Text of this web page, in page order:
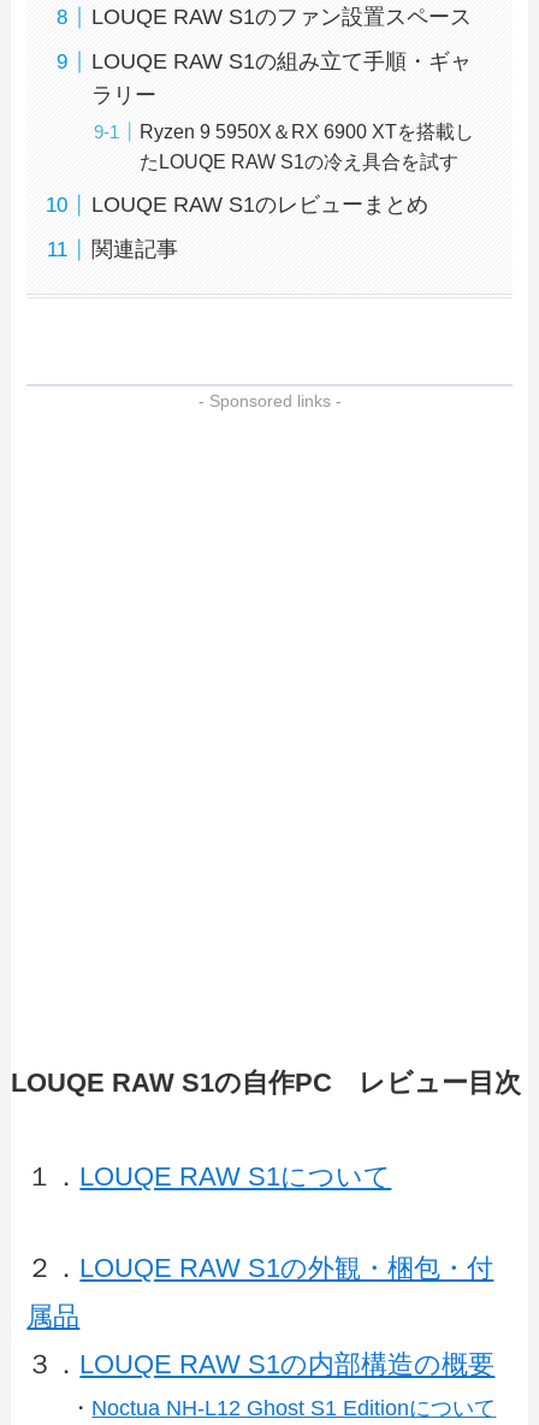
LOUQE RAW S1のファン設置スペース
LOUQE RAW S1の組み立て手順・ギャ
ラリー
Ryzen 9 5950X＆RX 6900 XTを搭載し
たLOUQE RAW S1の冷え具合を試す
LOUQE RAW S1のレビューまとめ
関連記事
- Sponsored links -
LOUQE RAW S1の自作PC レビュー目次
１． LOUQE RAW S1について
２． LOUQE RAW S1の外観・梱包・付
属品
３． LOUQE RAW S1の内部構造の概要
・ Noctua NH-L12 Ghost S1 Editionについて